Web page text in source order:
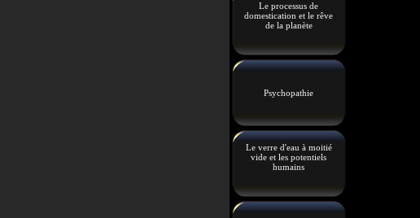
Le processus de
domestication et le rêve
de la planète
Psychopathie
Le verre d'eau à moitié
vide et les potentiels
humains